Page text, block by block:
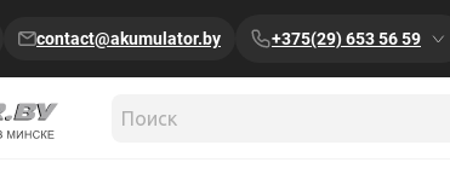
contact@akumulator.by +375(29) 653 56 59